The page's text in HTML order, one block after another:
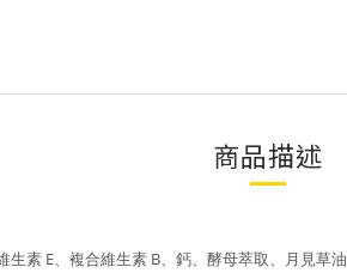
商品描述
素 E、複合維生素 B、鈣、酵母萃取、月見草油